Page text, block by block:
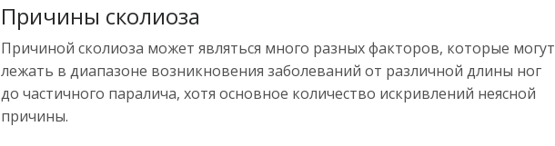
Причины сколиоза
Причиной сколиоза может являться много разных факторов, которые могут
лежать в диапазоне возникновения заболеваний от различной длины ног
до частичного паралича, хотя основное количество искривлений неясной
причины.